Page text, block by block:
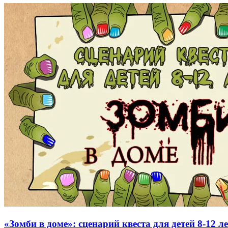
«Зомби в доме»: сценарий квеста для детей 8-12